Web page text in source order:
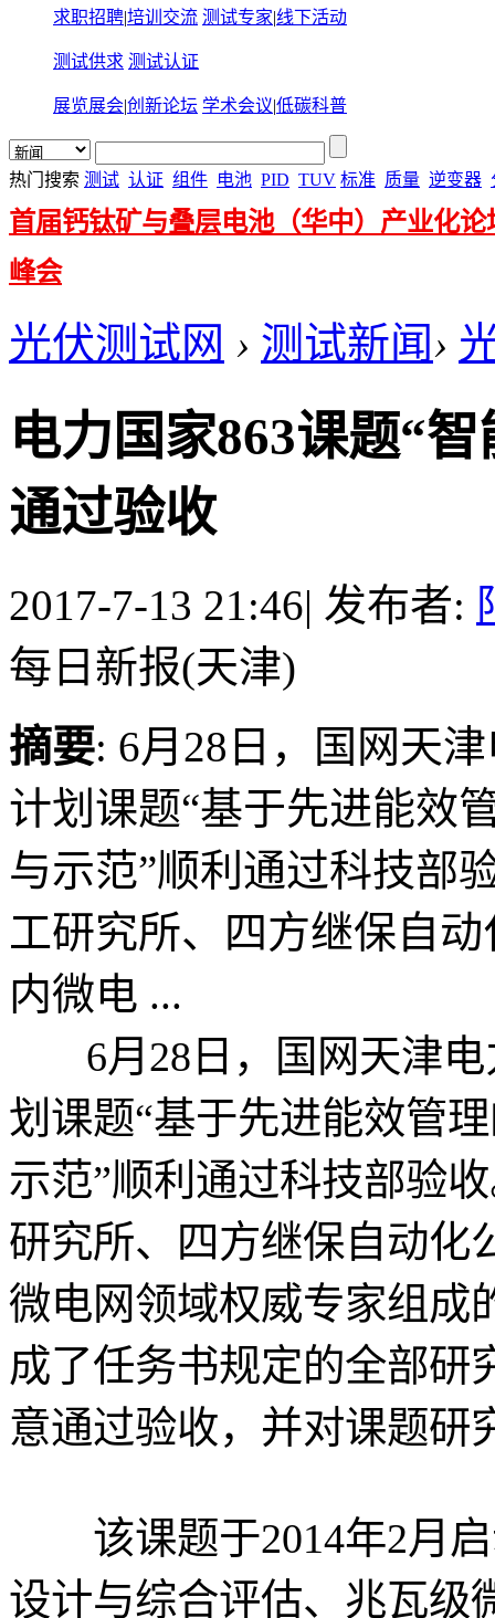
求职招聘|培训交流 测试专家|线下活动
测试供求 测试认证
展览展会|创新论坛 学术会议|低碳科普
热门搜索 测试 认证 组件 电池 PID TUV 标准 质量 逆变器
首届钙钛矿与叠层电池（华中）产业化论
峰会
光伏测试网 › 测试新闻›
电力国家863课题“
通过验收
2017-7-13 21:46| 发布者:
每日新报(天津)
摘要: 6月28日，国网天
计划课题“基于先进能效
与示范”顺利通过科技部
工研究所、四方继保自
内微电 ...
6月28日，国网天津电
划课题“基于先进能效管
示范”顺利通过科技部验
研究所、四方继保自动化
微电网领域权威专家组成
成了任务书规定的全部研
意通过验收，并对课题研
该课题于2014年2月启
设计与综合评估、兆瓦级